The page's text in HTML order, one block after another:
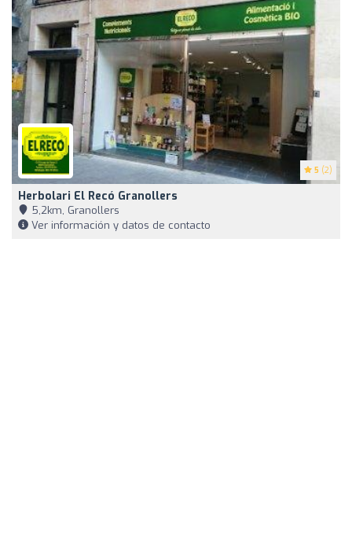
5 (2)
Herbolari El Recó Granollers
5,2km, Granollers
Ver información y datos de contacto